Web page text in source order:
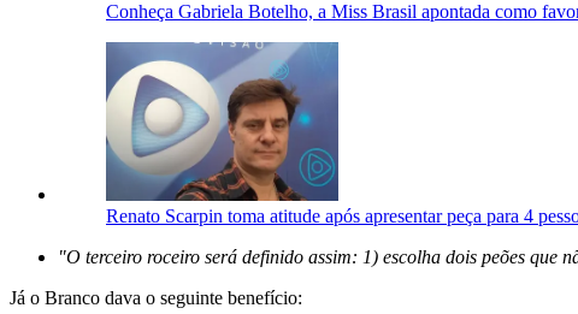
Conheça Gabriela Botelho, a Miss Brasil apontada como
Renato Scarpin toma atitude após apresentar peça para 4
"O terceiro roceiro será definido assim: 1) escolha dois peões que
Já o Branco dava o seguinte benefício: